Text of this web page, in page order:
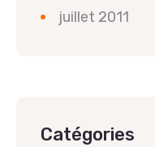
juillet 2011
Catégories